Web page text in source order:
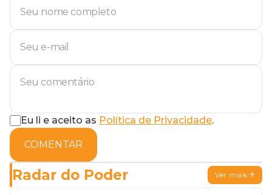
Eu li e aceito as Política de Privacidade.
COMENTAR
Radar do Poder Ver mais